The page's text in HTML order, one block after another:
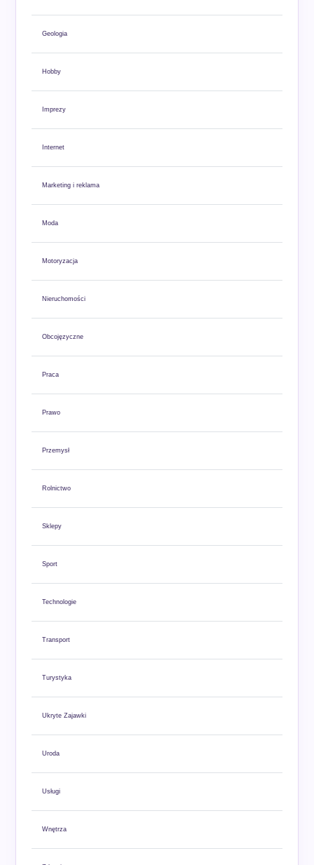
Geologia
Hobby
Imprezy
Internet
Marketing i reklama
Moda
Motoryzacja
Nieruchomości
Obcojęzyczne
Praca
Prawo
Przemysł
Rolnictwo
Sklepy
Sport
Technologie
Transport
Turystyka
Ukryte Zajawki
Uroda
Usługi
Wnętrza